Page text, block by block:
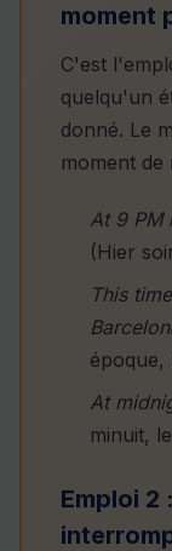
moment
C'est
quelqu'un
donné. Le
moment de
At 9 PM
(Hier
This
époque,
At
minuit,
Emploi 2